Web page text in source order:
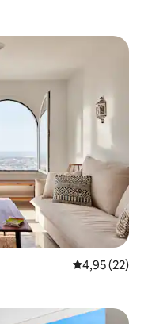
Priemerné
4,95 (22)